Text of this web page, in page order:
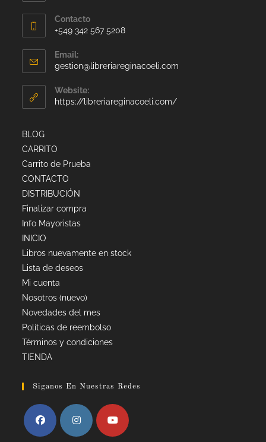
Contacto
+549 342 567 5208
Email:
gestion@libreriareginacoeli.com
Website:
https://libreriareginacoeli.com/
BLOG
CARRITO
Carrito de Prueba
CONTACTO
DISTRIBUCIÓN
Finalizar compra
Info Mayoristas
INICIO
Libros nuevamente en stock
Lista de deseos
Mi cuenta
Nosotros (nuevo)
Novedades del mes
Políticas de reembolso
Términos y condiciones
TIENDA
Siganos En Nuestras Redes